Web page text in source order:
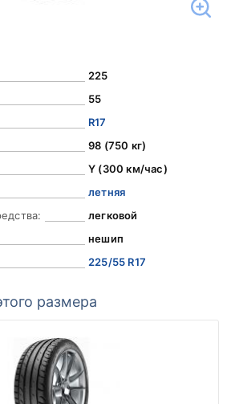
225
55
R17
98 (750 кг)
Y (300 км/час)
летняя
легковой
нешип
225/55 R17
размера